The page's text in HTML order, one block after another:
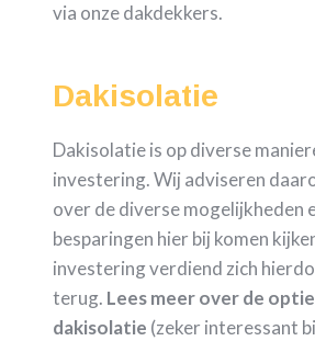
via onze dakdekkers.
Dakisolatie
Dakisolatie is op diverse
investering. Wij adviseren
over de diverse mogelijkheden
besparingen hier bij komen
investering verdiend zich
terug. Lees meer over de
dakisolatie (zeker interessant